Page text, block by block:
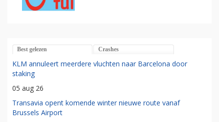
Best gelezen Crashes
KLM annuleert meerdere vluchten naar Barcelona door
staking
05 aug 26
Transavia opent komende winter nieuwe route vanaf
Brussels Airport